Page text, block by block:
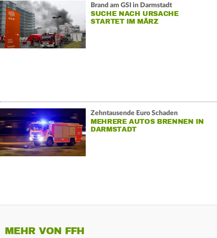
Brand am GSI in Darmstadt
SUCHE NACH URSACHE
STARTET IM MÄRZ
Zehntausende Euro Schaden
MEHRERE AUTOS BRENNEN IN
DARMSTADT
MEHR VON FFH